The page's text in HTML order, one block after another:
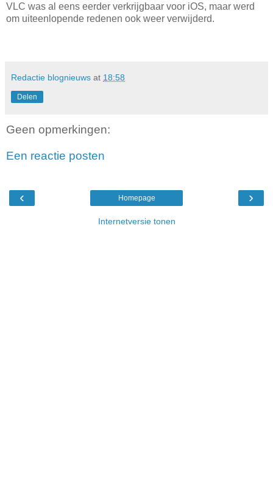
VLC was al eens eerder verkrijgbaar voor iOS, maar werd
om uiteenlopende redenen ook weer verwijderd.
Redactie blognieuws at 18:58
Delen
Geen opmerkingen:
Een reactie posten
‹ ›
Homepage
Internetversie tonen